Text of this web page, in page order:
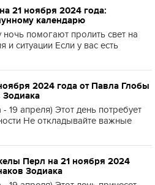
21 ноября 2024 года:
календарю
ночь помогают пролить свет на
и ситуации Если у вас есть
2024 года от Павла Глобы
Зодиака
19 апреля) Этот день потребует
Не откладывайте важные
Перл на 21 ноября 2024
Зодиака